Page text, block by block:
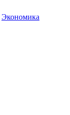
Экономика